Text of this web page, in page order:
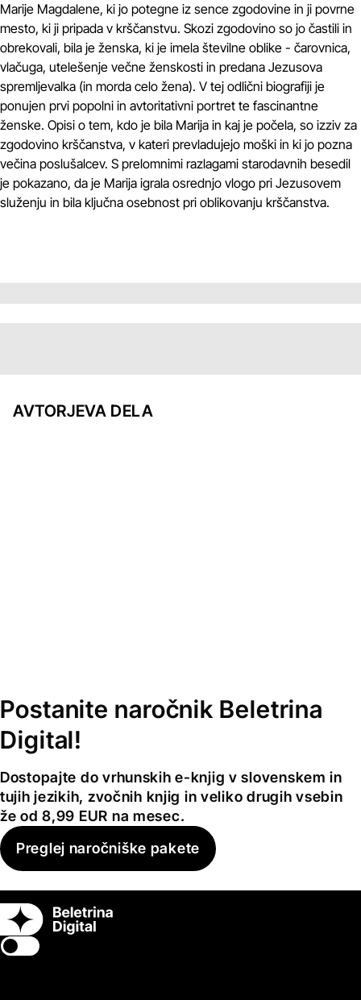
Marije Magdalene, ki jo potegne iz sence zgodovine in ji povrne
mesto, ki ji pripada v krščanstvu. Skozi zgodovino so jo častili in
obrekovali, bila je ženska, ki je imela številne oblike - čarovnica,
vlačuga, utelešenje večne ženskosti in predana Jezusova
spremljevalka (in morda celo žena). V tej odlični biografiji je
ponujen prvi popolni in avtoritativni portret te fascinantne
ženske. Opisi o tem, kdo je bila Marija in kaj je počela, so izziv za
zgodovino krščanstva, v kateri prevladujejo moški in ki jo pozna
večina poslušalcev. S prelomnimi razlagami starodavnih besedil
je pokazano, da je Marija igrala osrednjo vlogo pri Jezusovem
služenju in bila ključna osebnost pri oblikovanju krščanstva.
AVTORJEVA DELA
Postanite naročnik Beletrina
Digital!
Dostopajte do vrhunskih e-knjig v slovenskem in
tujih jezikih, zvočnih knjig in veliko drugih vsebin
že od 8,99 EUR na mesec.
Preglej naročniške pakete
Switch theme